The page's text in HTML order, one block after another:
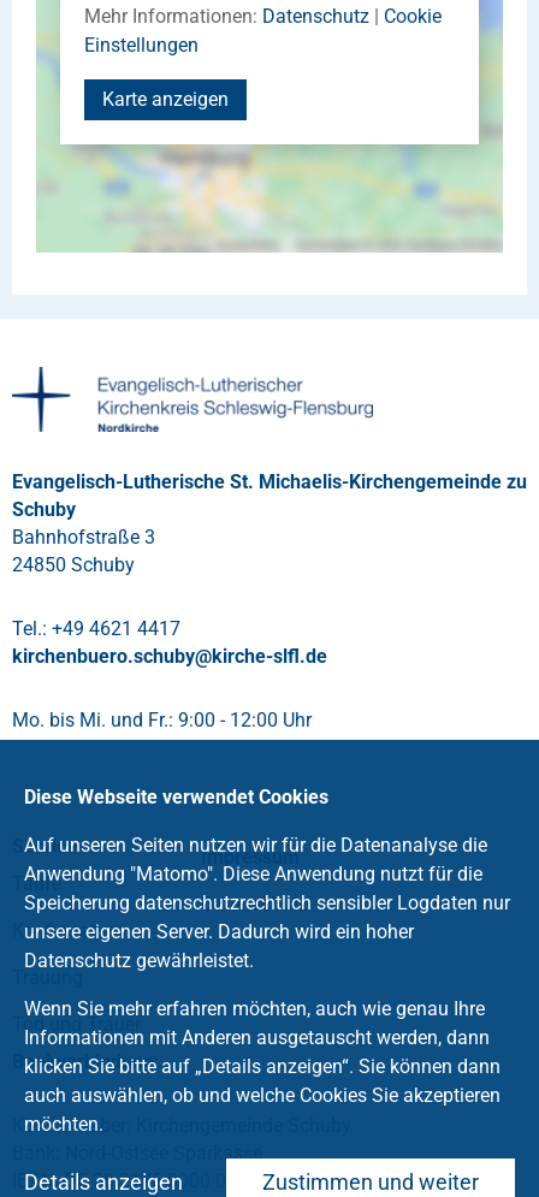
Mehr Informationen: Datenschutz | Cookie
Einstellungen
Karte anzeigen
Evangelisch-Lutherische St. Michaelis-Kirchengemeinde zu
Schuby
Bahnhofstraße 3
24850 Schuby
Tel.: +49 4621 4417
kirchenbuero.schuby@kirche-slfl.de
Mo. bis Mi. und Fr.: 9:00 - 12:00 Uhr
Service
Taufe
Konfirmation
Tod und Trauer
Impressum
Datenschutz
Bankverbindung:
Kontoinhaber: Kirchengemeinde Schuby
Bank: Nord-Ostsee Sparkasse
IBAN: DE 38 2175 0000 0165 9527 63
Diese Webseite verwendet Cookies
Auf unseren Seiten nutzen wir für die Datenanalyse die
Anwendung "Matomo". Diese Anwendung nutzt für die
Speicherung datenschutzrechtlich sensibler Logdaten nur
unsere eigenen Server. Dadurch wird ein hoher
Datenschutz gewährleistet.
Wenn Sie mehr erfahren möchten, auch wie genau Ihre
Informationen mit Anderen ausgetauscht werden, dann
klicken Sie bitte auf „Details anzeigen“. Sie können dann
auch auswählen, ob und welche Cookies Sie akzeptieren
möchten.
Zustimmen und weiter
Details anzeigen